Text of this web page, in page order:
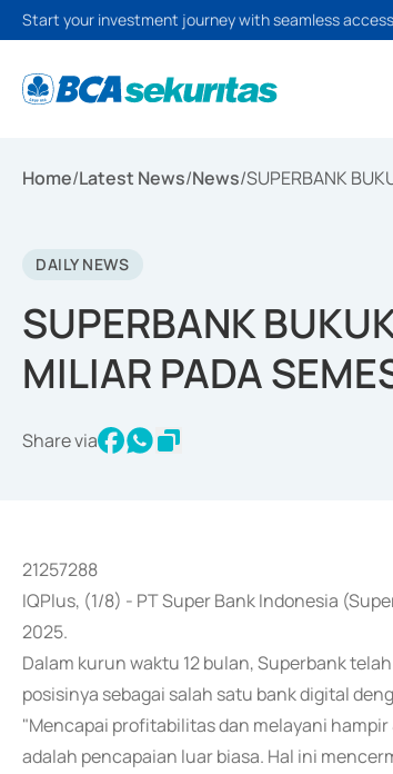
Start your investment journey with seamless
Home/Latest News/News/SUPERBANK
DAILY NEWS
SUPERBANK
MILIAR PADA
Share via
21257288
IQPlus, (1/8) - PT Super Bank Indonesia
2025.
Dalam kurun waktu 12 bulan, Superbank
posisinya sebagai salah satu bank digital
"Mencapai profitabilitas dan melayani
adalah pencapaian luar biasa. Hal ini